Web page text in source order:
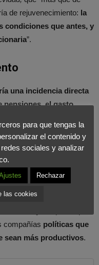
de rejuvenecimiento: la
condiciones que antes, y
”.
una incidencia directa
pensiones, el gasto
Pablo Riesgo
empresas
, “ofreciendo
vida laboral activa”, al
nicho en el que debe
compañías políticas que
sean más productivos.
para que tengas la
el contenido y
sociales y analizar
Rechazar
las cookies